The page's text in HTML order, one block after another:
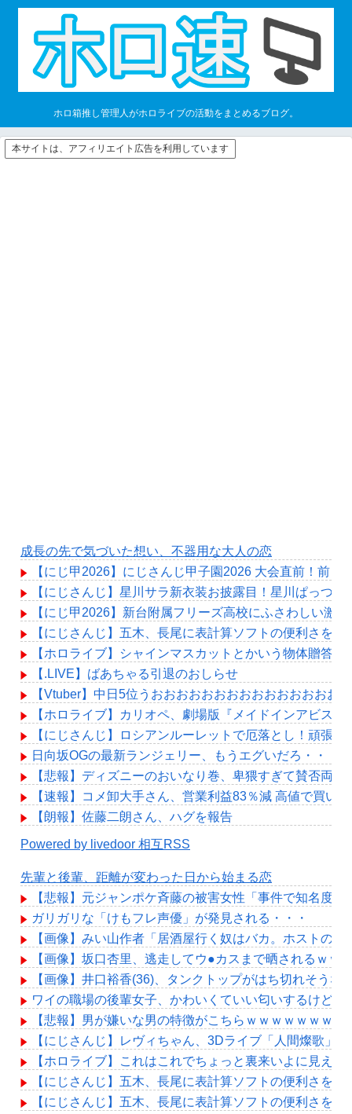
ホロ箱推し管理人がホロライブの活動をまとめるブログ。
本サイトは、アフィリエイト広告を利用しています
成長の先で気づいた想い、不器用な大人の恋
【にじ甲2026】にじさんじ甲子園2026 大会直前！前
【にじさんじ】星川サラ新衣装お披露目！星川ぱっつん
【にじ甲2026】新台附属フリーズ高校にふさわしい激
【にじさんじ】五木、長尾に表計算ソフトの便利さを
【ホロライブ】シャインマスカットとかいう物体贈答
【.LIVE】ばあちゃる引退のおしらせ
【Vtuber】中日5位うおおおおおおおおおおおおおおおお
【ホロライブ】カリオペ、劇場版『メイドインアビス
【にじさんじ】ロシアンルーレットで厄落とし！頑張
日向坂OGの最新ランジェリー、もうエグいだろ・・・(
【悲報】ディズニーのおいなり巻、卑猥すぎて賛否両論
【速報】コメ卸大手さん、営業利益83％減 高値で買い
【朗報】佐藤二朗さん、ハグを報告
Powered by livedoor 相互RSS
先輩と後輩、距離が変わった日から始まる恋
【悲報】元ジャンポケ斉藤の被害女性「事件で知名度
ガリガリな「けもフレ声優」が発見される・・・
【画像】みい山作者「居酒屋行く奴はバカ。ホストの
【画像】坂口杏里、逃走してウ●カスまで晒されるｗｗ
【画像】井口裕香(36)、タンクトップがはち切れそう
ワイの職場の後輩女子、かわいくていい匂いするけどマ
【悲報】男が嫌いな男の特徴がこちらｗｗｗｗｗｗｗｗ
【にじさんじ】レヴィちゃん、3Dライブ「人間燦歌」
【ホロライブ】これはこれでちょっと裏来いよに見える
【にじさんじ】五木、長尾に表計算ソフトの便利さを
【にじさんじ】五木、長尾に表計算ソフトの便利さを